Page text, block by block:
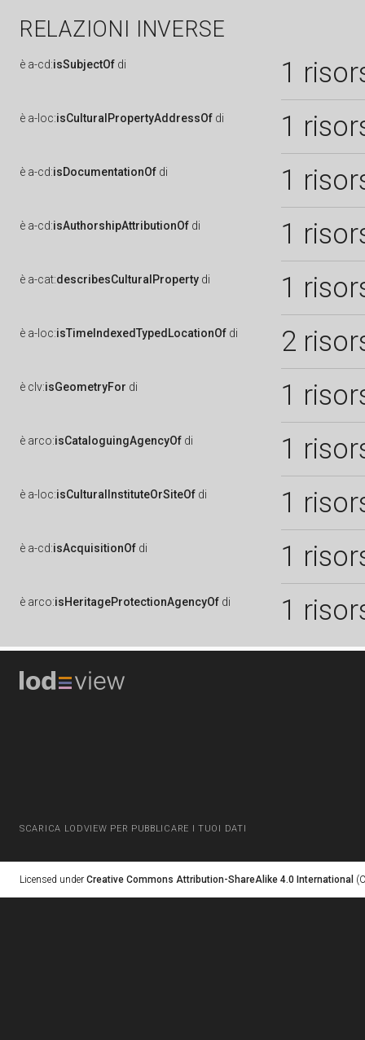
RELAZIONI INVERSE
è a-cd:isSubjectOf di 1
è a-loc:isCulturalPropertyAddressOf di 1
è a-cd:isDocumentationOf di 1
è a-cd:isAuthorshipAttributionOf di 1
è a-cat:describesCulturalProperty di 1
è a-loc:isTimeIndexedTypedLocationOf di 2
è clv:isGeometryFor di 1
è arco:isCataloguingAgencyOf di 1
è a-loc:isCulturalInstituteOrSiteOf di 1
è a-cd:isAcquisitionOf di 1
è arco:isHeritageProtectionAgencyOf di 1
SCARICA LODVIEW PER PUBBLICARE I TUOI DATI
Licensed under Creative Commons Attribution-ShareAlike 4.0 International